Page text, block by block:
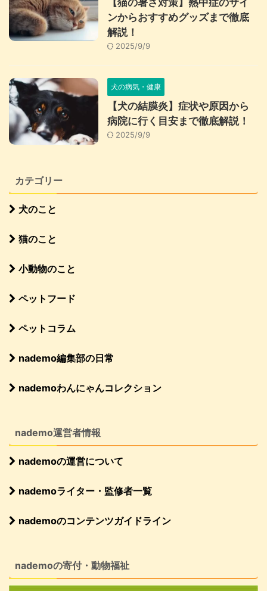
ンからおすすめグッズまで徹底
解説！
2025/9/9
犬の病気・健康
【犬の結膜炎】症状や原因から
病院に行く目安まで徹底解説！
2025/9/9
カテゴリー
犬のこと
猫のこと
小動物のこと
ペットフード
ペットコラム
nademo編集部の日常
nademoわんにゃんコレクション
nademo運営者情報
nademoの運営について
nademoライター・監修者一覧
nademoのコンテンツガイドライン
nademoの寄付・動物福祉